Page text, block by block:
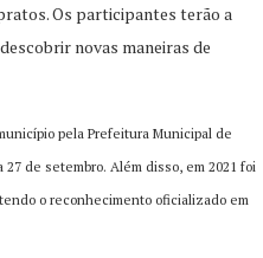
Os participantes terão a
novas maneiras de
pela Prefeitura Municipal de
de setembro. Além disso, em 2021 foi
o reconhecimento oficializado em